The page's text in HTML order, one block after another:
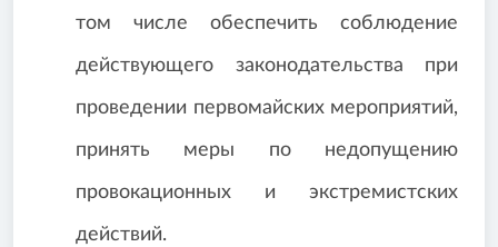
том числе обеспечить соблюдение
действующего законодательства при
проведении первомайских мероприятий,
принять меры по недопущению
провокационных и экстремистских
действий.